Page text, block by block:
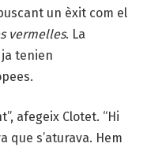
un èxit com el
vermelles. La
tenien
afegeix Clotet. “Hi
que s’aturava. Hem